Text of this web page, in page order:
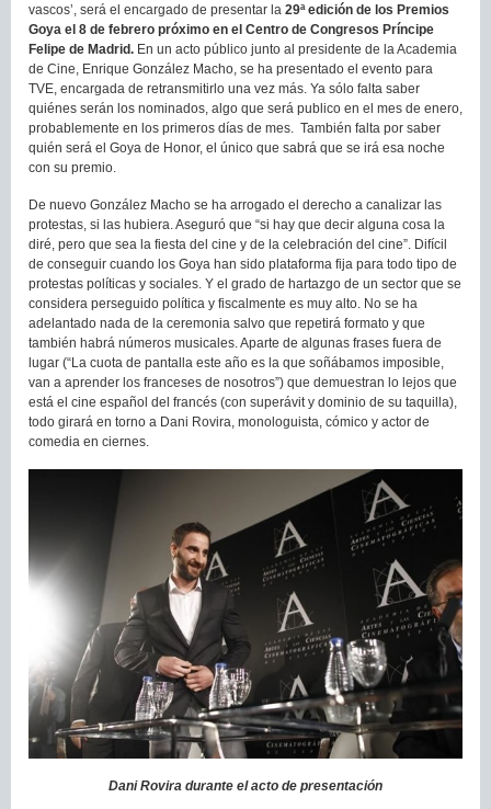
vascos’, será el encargado de presentar la 29ª edición de los Premios
Goya el 8 de febrero próximo en el Centro de Congresos Príncipe
Felipe de Madrid. En un acto público junto al presidente de la Academia
de Cine, Enrique González Macho, se ha presentado el evento para
TVE, encargada de retransmitirlo una vez más. Ya sólo falta saber
quiénes serán los nominados, algo que será publico en el mes de enero,
probablemente en los primeros días de mes. También falta por saber
quién será el Goya de Honor, el único que sabrá que se irá esa noche
con su premio.
De nuevo González Macho se ha arrogado el derecho a canalizar las
protestas, si las hubiera. Aseguró que “si hay que decir alguna cosa la
diré, pero que sea la fiesta del cine y de la celebración del cine”. Difícil
de conseguir cuando los Goya han sido plataforma fija para todo tipo de
protestas políticas y sociales. Y el grado de hartazgo de un sector que se
considera perseguido política y fiscalmente es muy alto. No se ha
adelantado nada de la ceremonia salvo que repetirá formato y que
también habrá números musicales. Aparte de algunas frases fuera de
lugar (“La cuota de pantalla este año es la que soñábamos imposible,
van a aprender los franceses de nosotros”) que demuestran lo lejos que
está el cine español del francés (con superávit y dominio de su taquilla),
todo girará en torno a Dani Rovira, monologuista, cómico y actor de
comedia en ciernes.
Dani Rovira durante el acto de presentación